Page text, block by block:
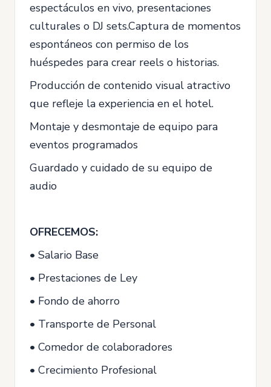
espectáculos en vivo, presentaciones
culturales o DJ sets.Captura de momentos
espontáneos con permiso de los
huéspedes para crear reels o historias.
Producción de contenido visual atractivo
que refleje la experiencia en el hotel.
Montaje y desmontaje de equipo para
eventos programados
Guardado y cuidado de su equipo de
audio
OFRECEMOS:
• Salario Base
• Prestaciones de Ley
• Fondo de ahorro
• Transporte de Personal
• Comedor de colaboradores
• Crecimiento Profesional